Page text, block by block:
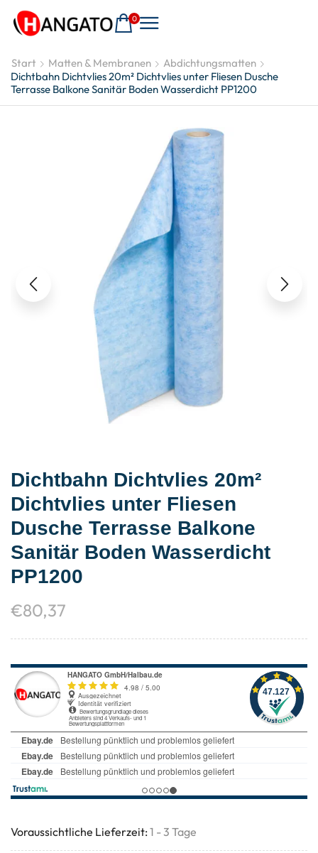
0
Start Matten & Membranen
Abdichtungsmatten
Dichtbahn Dichtvlies 20m² Dichtvlies unter Fliesen Dusche
Terrasse Balkone Sanitär Boden Wasserdicht PP1200
Dichtbahn Dichtvlies 20m²
Dichtvlies unter Fliesen
Dusche Terrasse Balkone
Sanitär Boden Wasserdicht
PP1200
€80,37
Voraussichtliche Lieferzeit: 1 - 3 Tage